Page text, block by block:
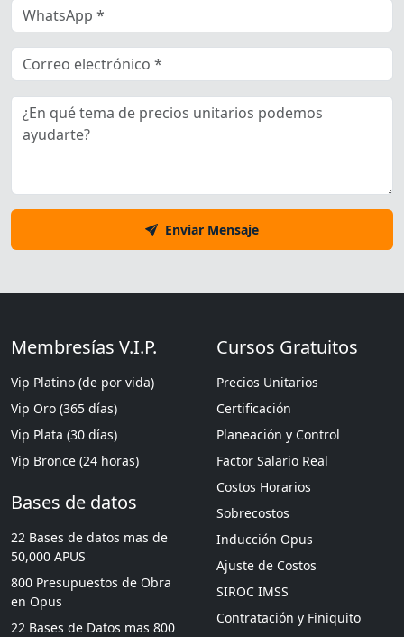
Enviar Mensaje
Membresías V.I.P.
Vip Platino (de por vida)
Vip Oro (365 días)
Vip Plata (30 días)
Vip Bronce (24 horas)
Bases de datos
22 Bases de datos mas de
50,000 APUS
800 Presupuestos de Obra
en Opus
22 Bases de Datos mas 800
Cursos Gratuitos
Precios Unitarios
Certificación
Planeación y Control
Factor Salario Real
Costos Horarios
Sobrecostos
Inducción Opus
Ajuste de Costos
SIROC IMSS
Contratación y Finiquito